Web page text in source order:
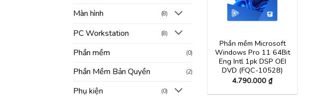
Màn hình (8)
PC Workstation (8)
Phần mềm (0)
Phần Mềm Bản Quyền (2)
Phụ kiện (0)
Phần mềm Microsoft
Windows Pro 11 64Bit
Eng Intl 1pk DSP OEI
DVD (FQC-10528)
4.790.000 ₫